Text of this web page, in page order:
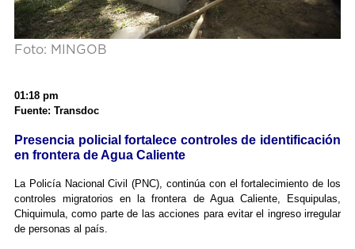
Foto: MINGOB
01:18 pm
Fuente: Transdoc
Presencia policial fortalece controles de identificación
en frontera de Agua Caliente
La Policía Nacional Civil (PNC), continúa con el fortalecimiento de los
controles migratorios en la frontera de Agua Caliente, Esquipulas,
Chiquimula, como parte de las acciones para evitar el ingreso irregular
de personas al país.